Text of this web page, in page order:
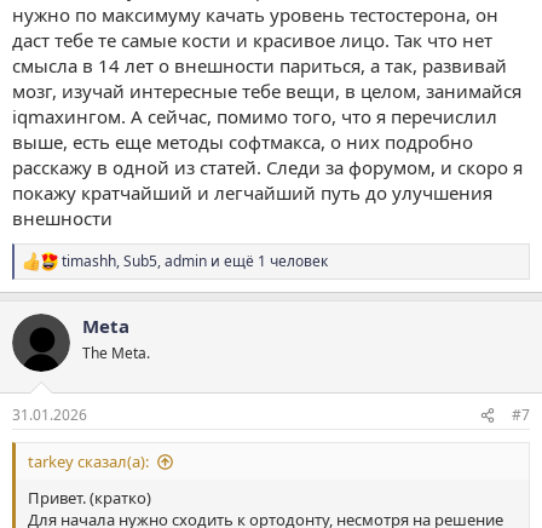
свое лицо, я вас умоляю..
нужно по максимуму качать уровень тестостерона, он
даст тебе те самые кости и красивое лицо. Так что нет
смысла в 14 лет о внешности париться, а так, развивай
мозг, изучай интересные тебе вещи, в целом, занимайся
iqmaxингом. А сейчас, помимо того, что я перечислил
выше, есть еще методы софтмакса, о них подробно
расскажу в одной из статей. Следи за форумом, и скоро я
покажу кратчайший и легчайший путь до улучшения
внешности
Р
е
к
ц
и
:
timashh,Sub5,admin и ещё 1 человек
Meta
The Meta.
31.01.2026 #7
tarkey сказал(а):
Привет. (кратко)
Для начала нужно сходить к ортодонту, несмотря на решение